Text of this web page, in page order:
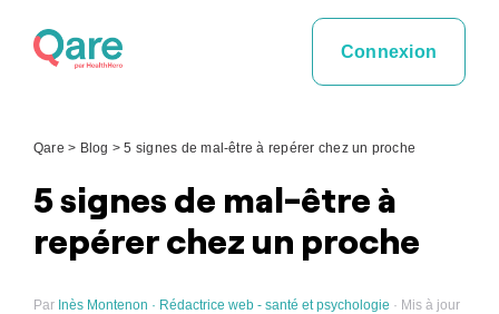
Connexion
Qare > Blog >5 signes de mal-être à repérer chez un proche
5 signes de mal-être à
repérer chez un proche
Par Inès Montenon · Rédactrice web - santé et psychologie · Mis à jour